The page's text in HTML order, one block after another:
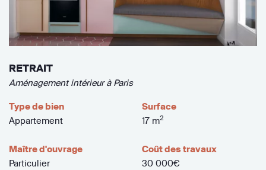
RETRAIT
Aménagement intérieur à Paris
Type de bien
Appartement
Surface
17 m2
Maître d'ouvrage
Particulier
Coût des travaux
30 000€